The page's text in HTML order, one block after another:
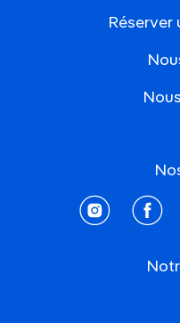
Réserver
instagram